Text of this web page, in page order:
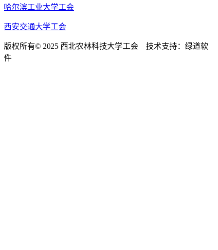
哈尔滨工业大学工会
西安交通大学工会
版权所有© 2025 西北农林科技大学工会 技术支持：绿道软
件